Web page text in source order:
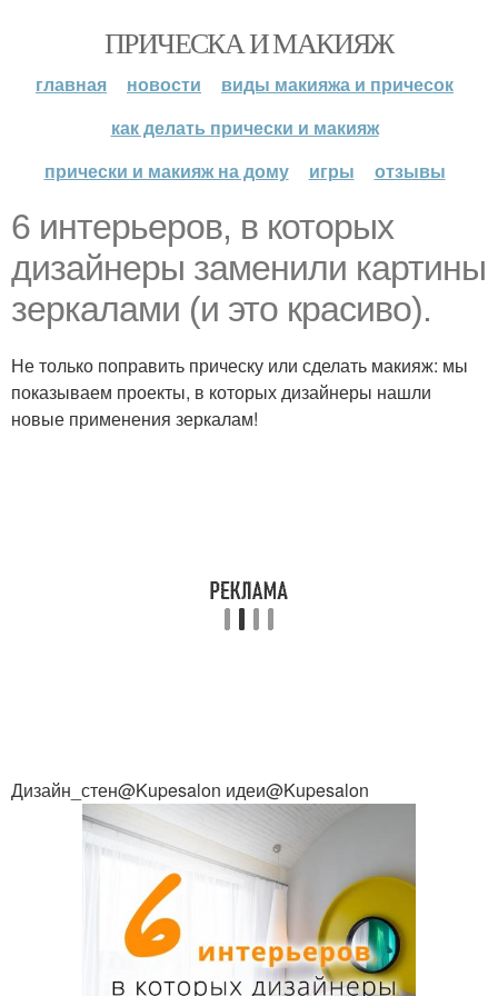
ПРИЧЕСКА И МАКИЯЖ
главная новости
виды макияжа и причесок
как делать прически и макияж
прически и макияж на дому
игры отзывы
6 интерьеров, в которых
дизайнеры заменили картины
зеркалами (и это красиво).
Не только поправить прическу или сделать макияж: мы
показываем проекты, в которых дизайнеры нашли
новые применения зеркалам!
Дизайн_стен@Kupesalon идеи@Kupesalon